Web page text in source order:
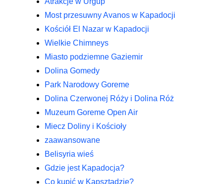
Most przesuwny Avanos w Kapadocji
Kościół El Nazar w Kapadocji
Wielkie Chimneys
Miasto podziemne Gaziemir
Dolina Gomedy
Park Narodowy Goreme
Dolina Czerwonej Róży i Dolina Róż
Muzeum Goreme Open Air
Miecz Doliny i Kościoły
zaawansowane
Belisyria wieś
Gdzie jest Kapadocja?
Co kupić w Kapsztadzie?